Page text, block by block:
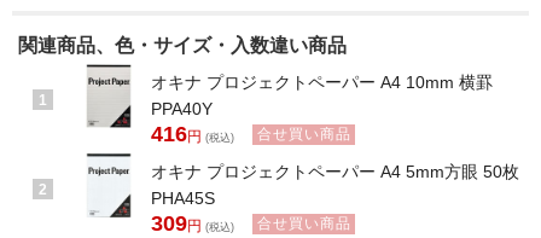
関連商品、色・サイズ・入数違い商品
1
オキナ プロジェクトペーパー A4 10mm 横罫
PPA40Y
416円 (税込) 合せ買い商品
2
オキナ プロジェクトペーパー A4 5mm方眼 50枚
PHA45S
309円 (税込) 合せ買い商品